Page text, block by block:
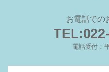
お電話での
電話受付：